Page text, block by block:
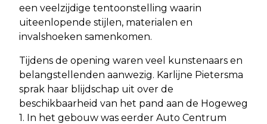
een veelzijdige tentoonstelling waarin
uiteenlopende stijlen, materialen en
invalshoeken samenkomen.
Tijdens de opening waren veel kunstenaars en
belangstellenden aanwezig. Karlijne Pietersma
sprak haar blijdschap uit over de
beschikbaarheid van het pand aan de Hogeweg
1. In het gebouw was eerder Auto Centrum